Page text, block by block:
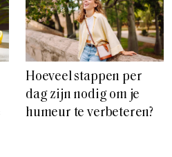
Hoeveel stappen per
dag zijn nodig om je
humeur te verbeteren?